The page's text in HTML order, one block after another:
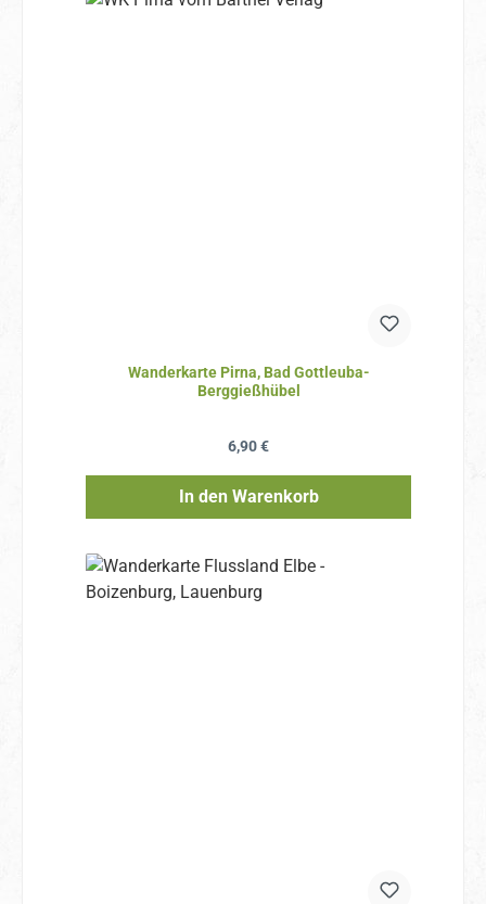
Wanderkarte Pirna, Bad Gottleuba-
Berggießhübel
Regulärer Preis:
6,90 €
In den Warenkorb